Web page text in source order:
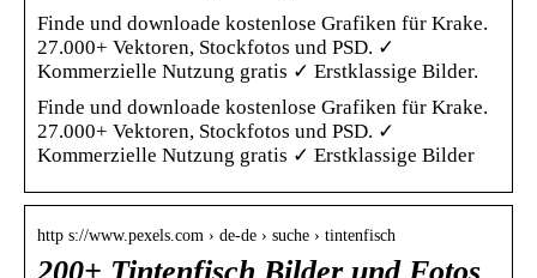
Finde und downloade kostenlose Grafiken für Krake.
27.000+ Vektoren, Stockfotos und PSD. ✓
Kommerzielle Nutzung gratis ✓ Erstklassige Bilder.
Finde und downloade kostenlose Grafiken für Krake.
27.000+ Vektoren, Stockfotos und PSD. ✓
Kommerzielle Nutzung gratis ✓ Erstklassige Bilder
http s://www.pexels.com › de-de › suche › tintenfisch